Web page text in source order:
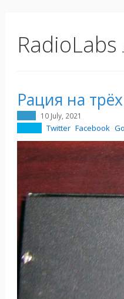
RadioLabs
Рация на
10 July, 2021
Twitter Facebook